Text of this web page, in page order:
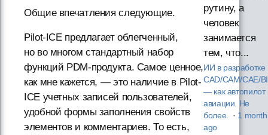
Общие впечатления следующие.
Pilot-ICE предлагает облегченный,
но во многом стандартный набор
функций PDM-продукта. Самое ценное,
как мне кажется, — это наличие в Pilot-
ICE учетных записей пользователей,
удобной формы заполнения свойств
элементов и комментариев. То есть,
рутину, а
человек
занимается
тем, что...
ИИ в разработке
CAD/CAM/CAE/
— как автопилот
авиации. Не
более. · 1 month
ago